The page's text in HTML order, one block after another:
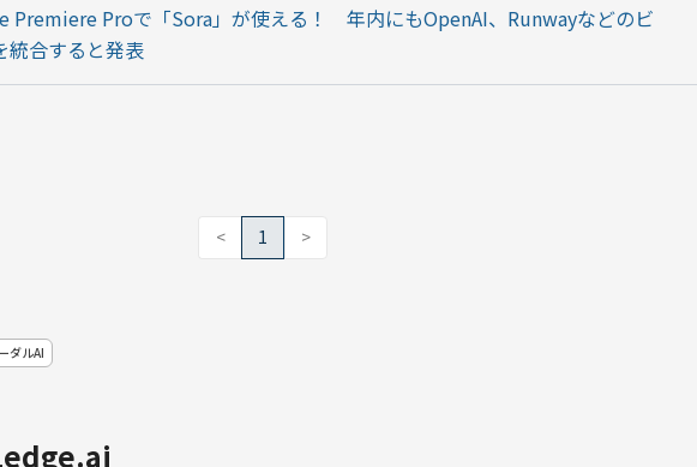
Premiere Proで「Sora」が使える！　年内にもOpenAI、Runwayなどのビ
統合すると発表
< 1 >
ダルAI